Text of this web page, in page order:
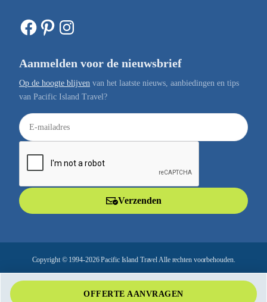
Facebook Pinterest Instagram
Aanmelden voor de nieuwsbrief
Op de hoogte blijven van het laatste nieuws, aanbiedingen en tips
van Pacific Island Travel?
E
-
a
Verzenden
Copyright © 1994-2026 Pacific Island Travel Alle rechten voorbehouden.
OFFERTE AANVRAGEN